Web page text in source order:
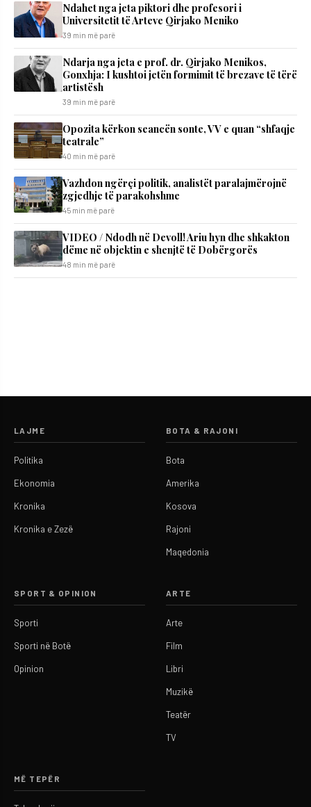
Ndahet nga jeta piktori dhe profesori i
Universitetit të Arteve Qirjako Meniko
39 min më parë
Ndarja nga jeta e prof. dr. Qirjako Menikos,
Gonxhja: I kushtoi jetën formimit të brezave të tërë
artistësh
39 min më parë
Opozita kërkon seancën sonte, VV e quan “shfaqje
teatrale”
40 min më parë
Vazhdon ngërçi politik, analistët paralajmërojnë
zgjedhje të parakohshme
45 min më parë
VIDEO / Ndodh në Devoll! Ariu hyn dhe shkakton
dëme në objektin e shenjtë të Dobërgorës
48 min më parë
LAJME
Politika
Ekonomia
Kronika
Kronika e Zezë
BOTA & RAJONI
Bota
Amerika
Kosova
Rajoni
Maqedonia
SPORT & OPINION
Sporti
Sporti në Botë
Opinion
ARTE
Arte
Film
Libri
Muzikë
Teatër
TV
MË TEPËR